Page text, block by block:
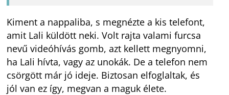
Kiment a nappaliba, s megnézte a kis telefont,
amit Lali küldött neki. Volt rajta valami furcsa
nevű videóhívás gomb, azt kellett megnyomni,
ha Lali hívta, vagy az unokák. De a telefon nem
csörgött már jó ideje. Biztosan elfoglaltak, és
jól van ez így, megvan a maguk élete.